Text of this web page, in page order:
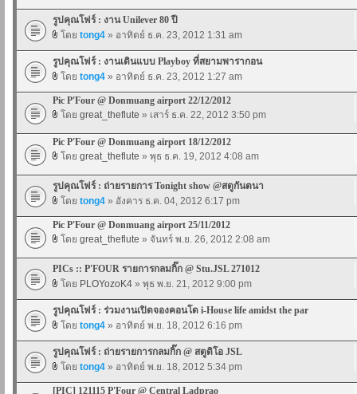
รูปคุณโฟร์ : งาน Unilever 80 ปี
โดย tong4 » อาทิตย์ ธ.ค. 23, 2012 1:31 am
รูปคุณโฟร์ : งานเดินแบบ Playboy ที่สยามพารากอน
โดย tong4 » อาทิตย์ ธ.ค. 23, 2012 1:27 am
Pic P'Four @ Donmuang airport 22/12/2012
โดย great_theflute » เสาร์ ธ.ค. 22, 2012 3:50 pm
Pic P'Four @ Donmuang airport 18/12/2012
โดย great_theflute » พุธ ธ.ค. 19, 2012 4:08 am
รูปคุณโฟร์ : ถ่ายรายการ Tonight show @สตูกันตนา
โดย tong4 » อังคาร ธ.ค. 04, 2012 6:17 pm
Pic P'Four @ Donmuang airport 25/11/2012
โดย great_theflute » จันทร์ พ.ย. 26, 2012 2:08 am
PICs :: P'FOUR รายการกลมกิ๊ก @ Stu.JSL 271012
โดย PLOYozoK4 » พุธ พ.ย. 21, 2012 9:00 pm
รูปคุณโฟร์ : ร่วมงานเปิดจองคอนโด i-House life amidst the par
โดย tong4 » อาทิตย์ พ.ย. 18, 2012 6:16 pm
รูปคุณโฟร์ : ถ่ายรายการกลมกิ๊ก @ สตูดิโอ JSL
โดย tong4 » อาทิตย์ พ.ย. 18, 2012 5:34 pm
[PIC] 121115 P'Four @ Central Ladprao